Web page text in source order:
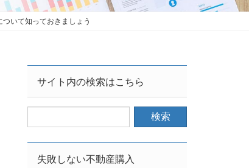
いて知っておきましょう
サイト内の検索はこちら
失敗しない不動産購入